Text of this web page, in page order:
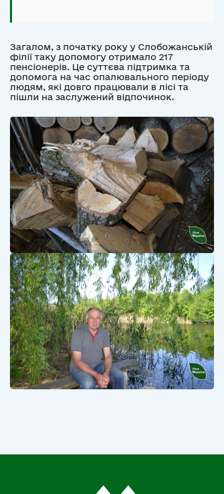
Загалом, з початку року у Слобожанській
філії таку допомогу отримало 217
пенсіонерів. Це суттєва підтримка та
допомога на час опалювального періоду
людям, які довго працювали в лісі та
пішли на заслужений відпочинок.